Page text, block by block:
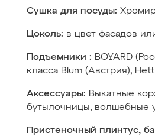
Сушка для посуды:
Цоколь: в цвет фасадов
Подъемники : BOYARD
класса Blum (Австрия),
Аксессуары: Выкатные
бутылочницы, волшебные
Пристеночный плинтус,